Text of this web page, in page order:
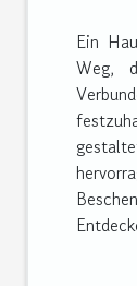
Ein
Weg,